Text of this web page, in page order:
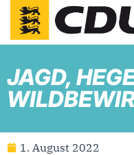
JAGD,
1. August 2022